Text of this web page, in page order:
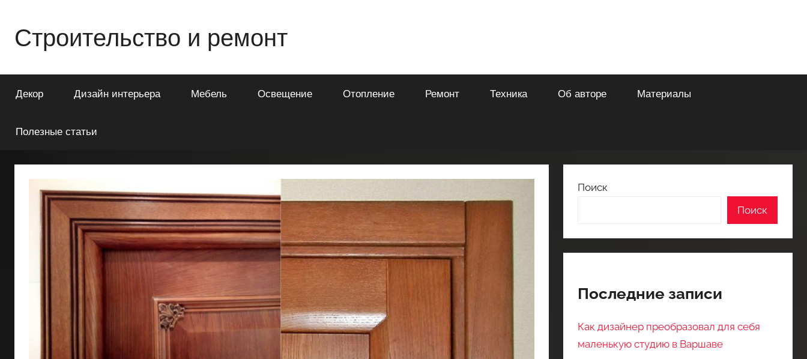
содержимому
Строительство и ремонт
о
строительстве
квартиры
Декор Дизайн интерьера Мебель Освещение Отопление Ремонт Техника Об авторе Материалы
Полезные статьи
Поиск
Поиск
Последние записи
Как дизайнер преобразовал для себя
маленькую студию в Варшаве